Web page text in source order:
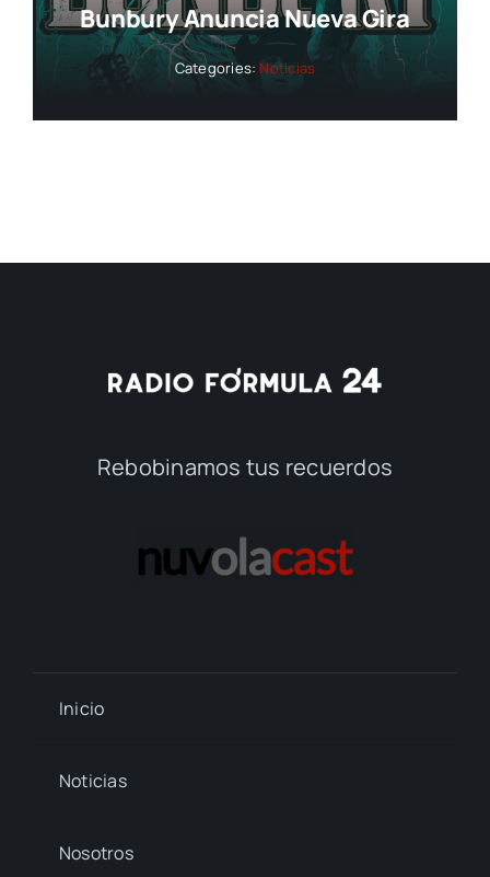
Bunbury Anuncia Nueva Gira
Categories: Noticias
Rebobinamos tus recuerdos
Inicio
Noticias
Nosotros